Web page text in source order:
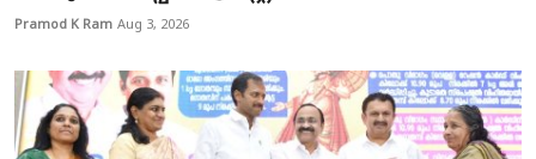
Pramod K Ram Aug 3, 2026